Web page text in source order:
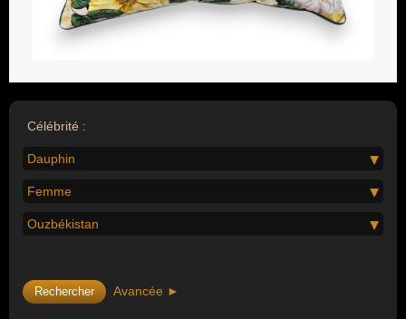
Célébrité :
Dauphin
Femme
Ouzbékistan
Avancée ►